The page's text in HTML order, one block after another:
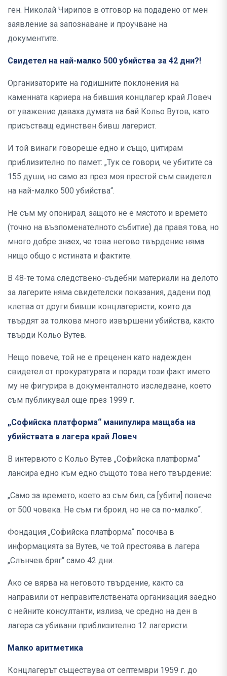
ген. Николай Чирипов в отговор на подадено от мен
заявление за запознаване и проучване на
документите.
Свидетел на най-малко 500 убийства за 42 дни?!
Организаторите на годишните поклонения на
каменната кариера на бившия концлагер край Ловеч
от уважение даваха думата на бай Кольо Вутов, като
присъстващ единствен бивш лагерист.
И той винаги говореше едно и също, цитирам
приблизително по памет: „Тук се говори, че убитите са
155 души, но само аз през моя престой съм свидетел
на най-малко 500 убийства“.
Не съм му опонирал, защото не е мястото и времето
(точно на възпоменателното събитие) да правя това, но
много добре знаех, че това негово твърдение няма
нищо общо с истината и фактите.
В 48-те тома следствено-съдебни материали на делото
за лагерите няма свидетелски показания, дадени под
клетва от други бивши концлагеристи, които да
твърдят за толкова много извършени убийства, както
твърди Кольо Вутев.
Нещо повече, той не е преценен като надежден
свидетел от прокуратурата и поради този факт името
му не фигурира в документалното изследване, което
съм публикувал още през 1999 г.
„Софийска платформа“ манипулира мащаба на
убийствата в лагера край Ловеч
В интервюто с Кольо Вутев „Софийска платформа“
лансира едно към едно същото това него твърдение:
„Само за времето, което аз съм бил, са [убити] повече
от 500 човека. Не съм ги броил, но не са по-малко“.
Фондация „Софийска платформа“ посочва в
информацията за Вутев, че той престоява в лагера
„Слънчев бряг“ само 42 дни.
Ако се вярва на неговото твърдение, както са
направили от неправителствената организация заедно
с нейните консултанти, излиза, че средно на ден в
лагера са убивани приблизително 12 лагеристи.
Малко аритметика
Концлагерът съществува от септември 1959 г. до